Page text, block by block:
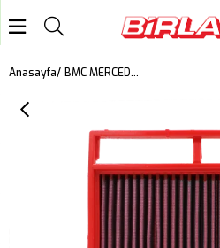
Anasayfa BMC MERCEDES CL (C215), CLASS G (W461/463), CLASS S (W220), MAYBACH (W240), SL (R230), KUTU İÇİ PERFORMANS HAVA FİLTRESİ FB486/20